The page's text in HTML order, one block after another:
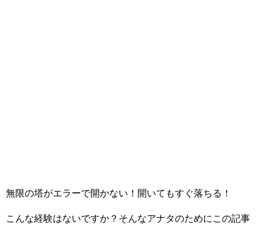
無限の塔がエラーで開かない！開いてもすぐ落ちる！
こんな経験はないですか？そんなアナタのためにこの記事